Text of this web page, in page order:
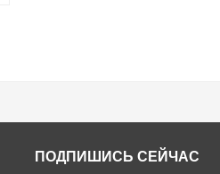
ПОДПИШИСЬ СЕЙЧАС